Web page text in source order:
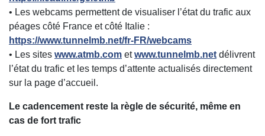
• Les webcams permettent de visualiser l’état du trafic aux
péages côté France et côté Italie :
https://www.tunnelmb.net/fr-FR/webcams
• Les sites www.atmb.com etwww.tunnelmb.net délivrent
l’état du trafic et les temps d’attente actualisés directement
sur la page d’accueil.
Le cadencement reste la règle de sécurité, même en
cas de fort trafic